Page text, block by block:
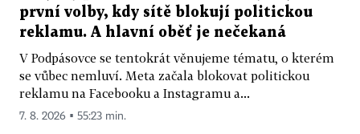
první volby, kdy sítě blokují politickou
reklamu. A hlavní oběť je nečekaná
V Podpásovce se tentokrát věnujeme tématu, o kterém
se vůbec nemluví. Meta začala blokovat politickou
reklamu na Facebooku a Instagramu a...
7. 8. 2026 ▪ 55:23 min.